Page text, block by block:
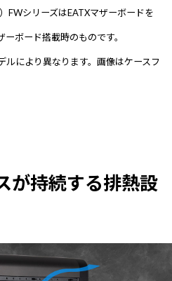
FWシリーズはEATXマザーボードを
ボード搭載時のものです。
により異なります。画像はケースフ
が持続する排熱設